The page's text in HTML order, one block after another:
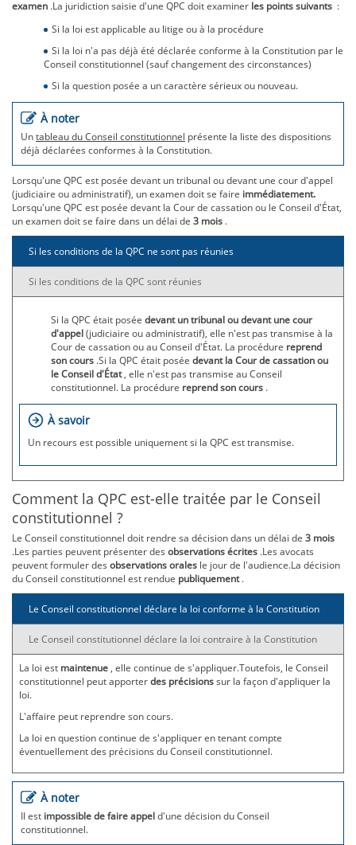
examen .La juridiction saisie d'une QPC doit examiner les points suivants :
Si la loi est applicable au litige ou à la procédure
Si la loi n'a pas déjà été déclarée conforme à la Constitution par le
Conseil constitutionnel (sauf changement des circonstances)
Si la question posée a un caractère sérieux ou nouveau.
À noter
Untableau du Conseil constitutionnel présente la liste des dispositions
déjà déclarées conformes à la Constitution.
Lorsqu'une QPC est posée devant un tribunal ou devant une cour d'appel
(judiciaire ou administratif), un examen doit se faire immédiatement.
Lorsqu'une QPC est posée devant la Cour de cassation ou le Conseil d'État,
un examen doit se faire dans un délai de 3 mois .
Si les conditions de la QPC ne sont pas réunies
Si les conditions de la QPC sont réunies
Si la QPC était posée devant un tribunal ou devant une cour
d'appel(judiciaire ou administratif), elle n'est pas transmise à la
Cour de cassation ou au Conseil d'État. La procédure reprend
son cours .Si la QPC était posée devant la Cour de cassation ou
le Conseil d'État, elle n'est pas transmise au Conseil
constitutionnel. La procédure reprend son cours .
À savoir
Un recours est possible uniquement si la QPC est transmise.
Comment la QPC est-elle traitée par le Conseil
constitutionnel ?
Le Conseil constitutionnel doit rendre sa décision dans un délai de 3 mois
.Les parties peuvent présenter des observations écrites .Les avocats
peuvent formuler des observations orales le jour de l'audience.La décision
du Conseil constitutionnel est rendue publiquement.
Le Conseil constitutionnel déclare la loi conforme à la Constitution
Le Conseil constitutionnel déclare la loi contraire à la Constitution
La loi est maintenue , elle continue de s'appliquer.Toutefois, le Conseil
constitutionnel peut apporterdes précisionssur la façon d'appliquer la
loi.
L'affaire peut reprendre son cours.
La loi en question continue de s'appliquer en tenant compte
éventuellement des précisions du Conseil constitutionnel.
À noter
Il est impossible de faire appeld'une décision du Conseil
constitutionnel.